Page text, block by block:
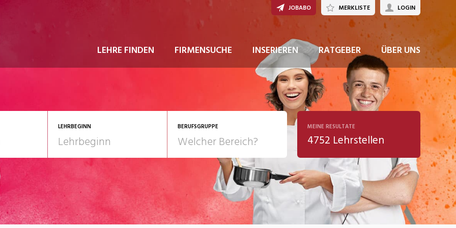
LEHRE FINDEN FIRMENSUCHE INSERIEREN RATGEBER ÜBER UNS
JOBABO MERKLISTE LOGIN
LEHRBEGINN BERUFSGRUPPE
Gesundheit/Pflege/Soziales
Telco
Kultur
MEINE RESULTATE
4752 Lehrstellen